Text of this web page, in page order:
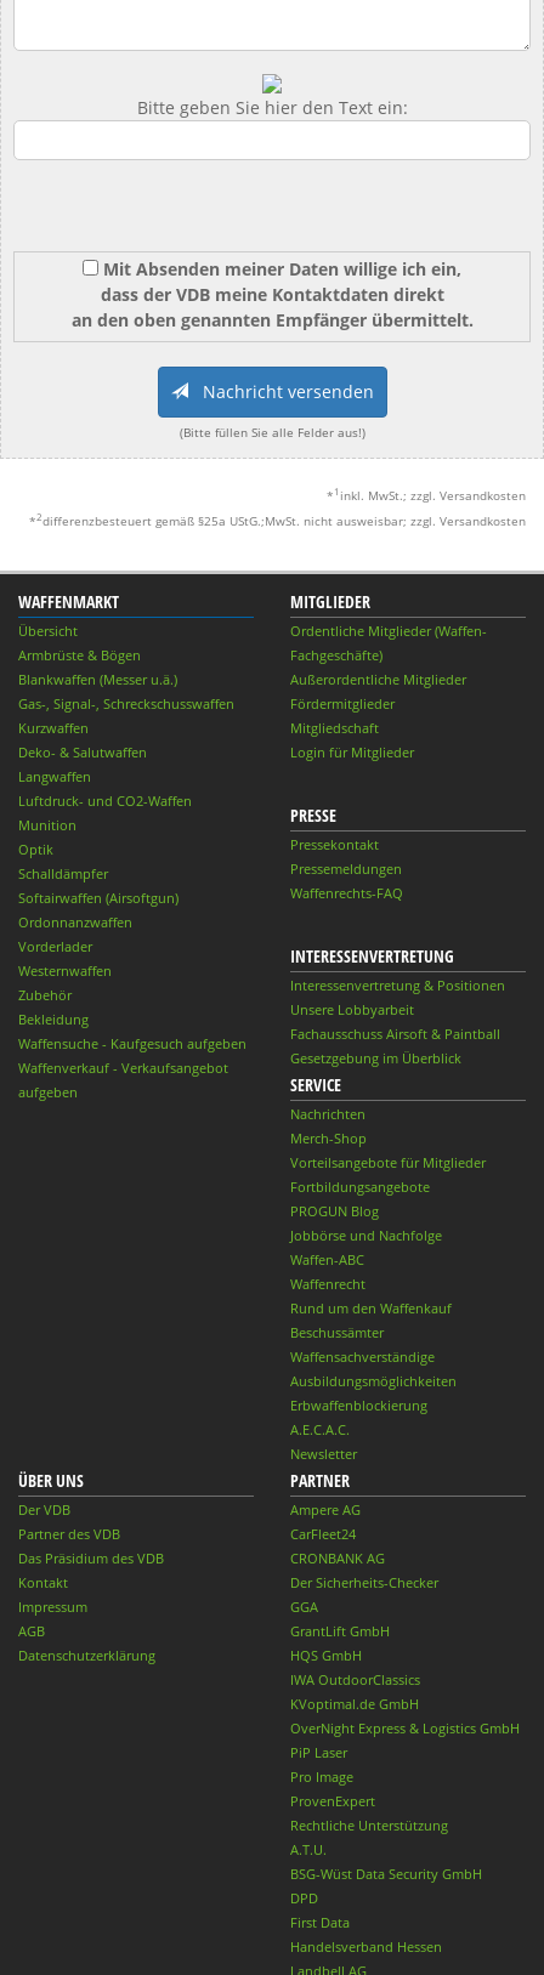
Bitte geben Sie hier den Text ein:
Mit Absenden meiner Daten willige ich ein,
dass der VDB meine Kontaktdaten direkt
an den oben genannten Empfänger übermittelt.
Nachricht versenden
(Bitte füllen Sie alle Felder aus!)
* 1 inkl. MwSt.; zzgl. Versandkosten
*2differenzbesteuert gemäß §25a UStG.;MwSt. nicht ausweisbar; zzgl. Versandkosten
WAFFENMARKT
Übersicht
Armbrüste & Bögen
Blankwaffen (Messer u.ä.)
Gas-, Signal-, Schreckschusswaffen
Kurzwaffen
Deko- & Salutwaffen
Langwaffen
Luftdruck- und CO2-Waffen
Munition
Optik
Schalldämpfer
Softairwaffen (Airsoftgun)
Ordonnanzwaffen
Vorderlader
Westernwaffen
Zubehör
Bekleidung
Waffensuche - Kaufgesuch aufgeben
Waffenverkauf - Verkaufsangebot
aufgeben
MITGLIEDER
Ordentliche Mitglieder (Waffen-
Fachgeschäfte)
Außerordentliche Mitglieder
Fördermitglieder
Mitgliedschaft
Login für Mitglieder
PRESSE
Pressekontakt
Pressemeldungen
Waffenrechts-FAQ
INTERESSENVERTRETUNG
Interessenvertretung & Positionen
Unsere Lobbyarbeit
Fachausschuss Airsoft & Paintball
Gesetzgebung im Überblick
SERVICE
Nachrichten
Merch-Shop
Vorteilsangebote für Mitglieder
Fortbildungsangebote
PROGUN Blog
Jobbörse und Nachfolge
Waffen-ABC
Waffenrecht
Rund um den Waffenkauf
Beschussämter
Waffensachverständige
Ausbildungsmöglichkeiten
Erbwaffenblockierung
A.E.C.A.C.
Newsletter
ÜBER UNS
Der VDB
Partner des VDB
Das Präsidium des VDB
Kontakt
Impressum
AGB
Datenschutzerklärung
PARTNER
Ampere AG
CarFleet24
CRONBANK AG
Der Sicherheits-Checker
GGA
GrantLift GmbH
HQS GmbH
IWA OutdoorClassics
KVoptimal.de GmbH
OverNight Express & Logistics GmbH
PiP Laser
Pro Image
ProvenExpert
Rechtliche Unterstützung
A.T.U.
BSG-Wüst Data Security GmbH
DPD
First Data
Handelsverband Hessen
Landbell AG